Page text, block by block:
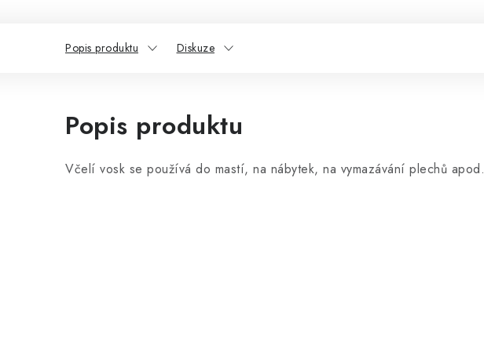
Popis produktu Diskuze
Popis produktu
Včelí vosk se používá do mastí, na nábytek, na vymazávání plechů apod.